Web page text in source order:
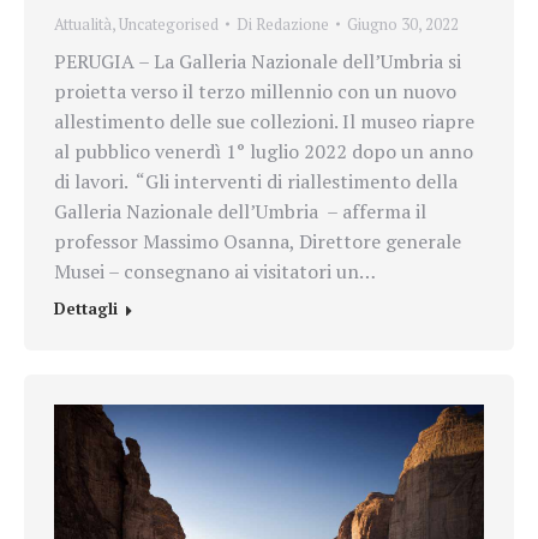
Attualità,Uncategorised Di Redazione Giugno 30, 2022
PERUGIA – La Galleria Nazionale dell’Umbria si
proietta verso il terzo millennio con un nuovo
allestimento delle sue collezioni. Il museo riapre
al pubblico venerdì 1° luglio 2022 dopo un anno
di lavori. “Gli interventi di riallestimento della
Galleria Nazionale dell’Umbria – afferma il
professor Massimo Osanna, Direttore generale
Musei – consegnano ai visitatori un…
Dettagli